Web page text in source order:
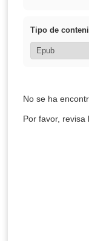
Tipo de
No se ha
Por favor,